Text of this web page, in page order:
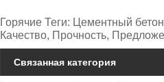
Горячие Теги: Цементный
Качество, Прочность,
Связанная категория